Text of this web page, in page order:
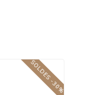
SOLDES -30%